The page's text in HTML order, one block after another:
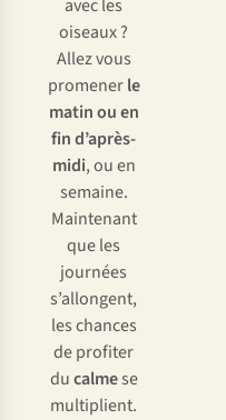
avec les
oiseaux ?
Allez vous
promenerle
matin ou en
fin d’après-
midi, ou en
semaine.
Maintenant
que les
journées
s’allongent,
les chances
de profiter
ducalmese
multiplient.